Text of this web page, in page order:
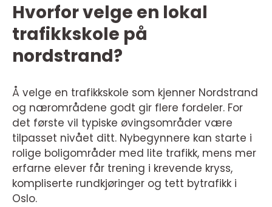
Hvorfor velge en lokal
trafikkskole på
nordstrand?
Å velge en trafikkskole som kjenner Nordstrand
og nærområdene godt gir flere fordeler. For
det første vil typiske øvingsområder være
tilpasset nivået ditt. Nybegynnere kan starte i
rolige boligområder med lite trafikk, mens mer
erfarne elever får trening i krevende kryss,
kompliserte rundkjøringer og tett bytrafikk i
Oslo.